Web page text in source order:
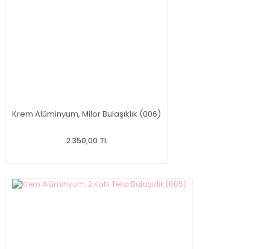
Krem Alüminyum, Milor Bulaşıklık (006)
2.350,00 TL